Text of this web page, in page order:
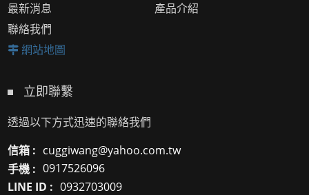
最新消息
產品介紹
聯絡我們
網站地圖
立即聯繫
透過以下方式迅速的聯絡我們
信箱 : cuggiwang@yahoo.com.tw
手機 : 0917526096
LINE ID : 0932703009